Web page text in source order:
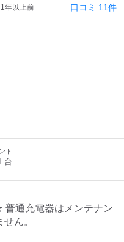
1年以上前 口コミ 11件
ト
台
通充電器はメンテナン
ん。